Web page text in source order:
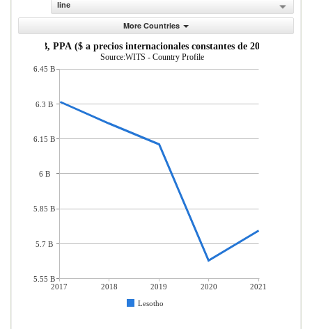
line
More Countries
PIB, PPA ($ a precios internacionales constantes de 2011)
Source:WITS - Country Profile
2017 2018 2019 2020
2021
Lesotho
6.45 B
6.3 B
6.15 B
6 B
5.85 B
5.7 B
5.55 B